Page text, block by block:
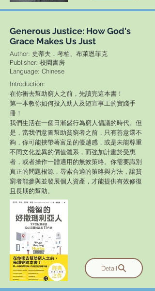
Generous Justice: How God's
Grace Makes Us Just
Author: 史蒂夫．考柏、布萊恩菲克
Publisher: 校園書房
​Language: Chinese
Introduction:
在你衝去幫助窮人之前，先讀完這本書！
第一本教你如何投入助人及短宣事工的實踐手
冊！
我們生活在一個日漸盛行為窮人倡議的時代。但
是，當我們意圖幫助貧窮者之前，只有善意還不
夠，你可能挾帶著富足的優越感，或是未能尊重
不同文化差異的價值體系，而強加計畫於受惠
者，或者操作一體適用的無效策略。你需要識別
真正的問題根源，尋索合適的策略與方法，讓貧
窮者能參與並發展個人資產，才能提供有效修復
且長期的幫助。
Detail